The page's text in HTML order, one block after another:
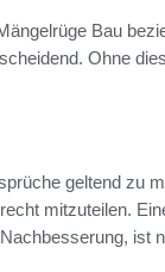
Bau
Ohne
geltend zu
mitzuteilen.
ist